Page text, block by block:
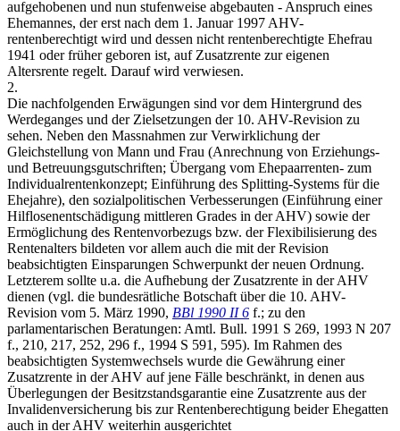
aufgehobenen und nun stufenweise abgebauten - Anspruch eines
Ehemannes, der erst nach dem 1. Januar 1997 AHV-
rentenberechtigt wird und dessen nicht rentenberechtigte Ehefrau
1941 oder früher geboren ist, auf Zusatzrente zur eigenen
Altersrente regelt. Darauf wird verwiesen.
2.
Die nachfolgenden Erwägungen sind vor dem Hintergrund des
Werdeganges und der Zielsetzungen der 10. AHV-Revision zu
sehen. Neben den Massnahmen zur Verwirklichung der
Gleichstellung von Mann und Frau (Anrechnung von Erziehungs-
und Betreuungsgutschriften; Übergang vom Ehepaarrenten- zum
Individualrentenkonzept; Einführung des Splitting-Systems für die
Ehejahre), den sozialpolitischen Verbesserungen (Einführung einer
Hilflosenentschädigung mittleren Grades in der AHV) sowie der
Ermöglichung des Rentenvorbezugs bzw. der Flexibilisierung des
Rentenalters bildeten vor allem auch die mit der Revision
beabsichtigten Einsparungen Schwerpunkt der neuen Ordnung.
Letzterem sollte u.a. die Aufhebung der Zusatzrente in der AHV
dienen (vgl. die bundesrätliche Botschaft über die 10. AHV-
Revision vom 5. März 1990, BBl 1990 II 6 f.; zu den
parlamentarischen Beratungen: Amtl. Bull. 1991 S 269, 1993 N 207
f., 210, 217, 252, 296 f., 1994 S 591, 595). Im Rahmen des
beabsichtigten Systemwechsels wurde die Gewährung einer
Zusatzrente in der AHV auf jene Fälle beschränkt, in denen aus
Überlegungen der Besitzstandsgarantie eine Zusatzrente aus der
Invalidenversicherung bis zur Rentenberechtigung beider Ehegatten
auch in der AHV weiterhin ausgerichtet